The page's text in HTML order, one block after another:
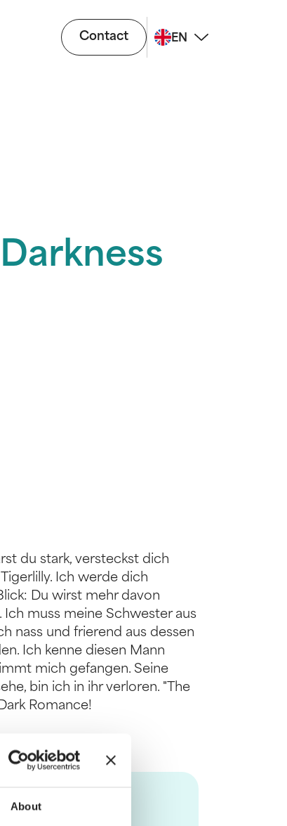
About
Contact EN
du stark, versteckst dich
Ich werde dich
Du wirst mehr davon
muss meine Schwester aus
nass und frierend aus dessen
Ich kenne diesen Mann
mich gefangen. Seine
bin ich in ihr verloren. "The
Romance!